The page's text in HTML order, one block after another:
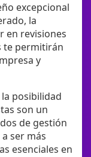
excepcional
la
en revisiones
te permitirán
y
posibilidad
son un
de gestión
ser más
esenciales en